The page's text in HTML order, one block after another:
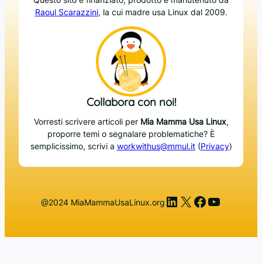
Raoul Scarazzini, la cui madre usa Linux dal 2009.
Collabora con noi!
Vorresti scrivere articoli per Mia Mamma Usa Linux,
proporre temi o segnalare problematiche? È
semplicissimo, scrivi a workwithus@mmul.it(Privacy)
@2024 MiaMammaUsaLinux.org LinkedIn
X Facebook